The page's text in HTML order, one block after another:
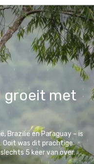
groeit met
Brazilië en Paraguay – is
Ooit was dit prachtige
5 keer van over.